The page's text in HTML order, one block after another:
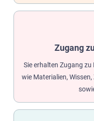
Zugang
Sie erhalten Zugang
wie Materialien,